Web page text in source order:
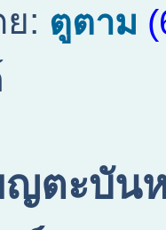
: ตูตาม
ญตะบัน